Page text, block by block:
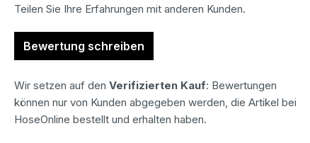
Teilen Sie Ihre Erfahrungen mit anderen Kunden.
Bewertung schreiben
Wir setzen auf den Verifizierten Kauf: Bewertungen
können nur von Kunden abgegeben werden, die Artikel bei
HoseOnline bestellt und erhalten haben.